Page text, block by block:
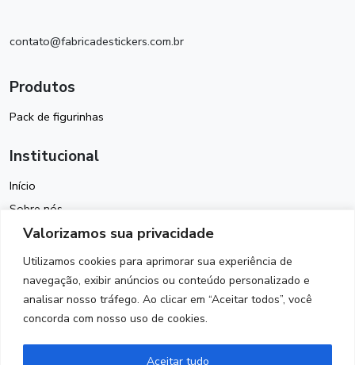
Valorizamos sua privacidade
Utilizamos cookies para aprimorar sua experiência de
navegação, exibir anúncios ou conteúdo personalizado e
analisar nosso tráfego. Ao clicar em “Aceitar todos”, você
concorda com nosso uso de cookies.
Aceitar tudo
contato@fabricadestickers.com.br
Produtos
Pack de figurinhas
Institucional
Início
Sobre nós
Política de Cookies
Termos de Uso
Política de Privacidade
Contato
Siga-nos